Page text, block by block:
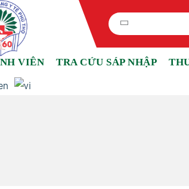
VIÊN TRA CỨU SÁP NHẬP